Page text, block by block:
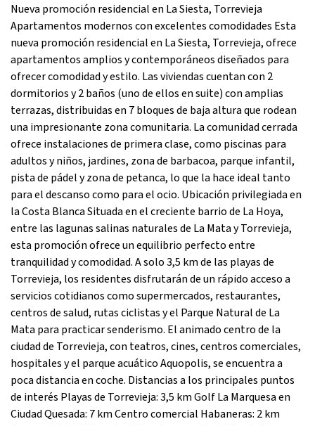
Nueva promoción residencial en La Siesta, Torrevieja
Apartamentos modernos con excelentes comodidades Esta
nueva promoción residencial en La Siesta, Torrevieja, ofrece
apartamentos amplios y contemporáneos diseñados para
ofrecer comodidad y estilo. Las viviendas cuentan con 2
dormitorios y 2 baños (uno de ellos en suite) con amplias
terrazas, distribuidas en 7 bloques de baja altura que rodean
una impresionante zona comunitaria. La comunidad cerrada
ofrece instalaciones de primera clase, como piscinas para
adultos y niños, jardines, zona de barbacoa, parque infantil,
pista de pádel y zona de petanca, lo que la hace ideal tanto
para el descanso como para el ocio. Ubicación privilegiada en
la Costa Blanca Situada en el creciente barrio de La Hoya,
entre las lagunas salinas naturales de La Mata y Torrevieja,
esta promoción ofrece un equilibrio perfecto entre
tranquilidad y comodidad. A solo 3,5 km de las playas de
Torrevieja, los residentes disfrutarán de un rápido acceso a
servicios cotidianos como supermercados, restaurantes,
centros de salud, rutas ciclistas y el Parque Natural de La
Mata para practicar senderismo. El animado centro de la
ciudad de Torrevieja, con teatros, cines, centros comerciales,
hospitales y el parque acuático Aquopolis, se encuentra a
poca distancia en coche. Distancias a los principales puntos
de interés Playas de Torrevieja: 3,5 km Golf La Marquesa en
Ciudad Quesada: 7 km Centro comercial Habaneras: 2 km